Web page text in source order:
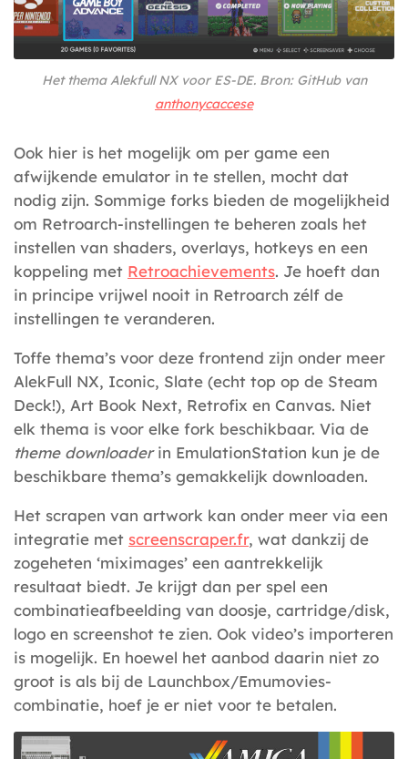
Het thema Alekfull NX voor ES-DE. Bron: GitHub van
anthonycaccese
Ook hier is het mogelijk om per game een
afwijkende emulator in te stellen, mocht dat
nodig zijn. Sommige forks bieden de mogelijkheid
om Retroarch-instellingen te beheren zoals het
instellen van shaders, overlays, hotkeys en een
koppeling met Retroachievements. Je hoeft dan
in principe vrijwel nooit in Retroarch zélf de
instellingen te veranderen.
Toffe thema’s voor deze frontend zijn onder meer
AlekFull NX, Iconic, Slate (echt top op de Steam
Deck!), Art Book Next, Retrofix en Canvas. Niet
elk thema is voor elke fork beschikbaar. Via de
theme downloaderin EmulationStation kun je de
beschikbare thema’s gemakkelijk downloaden.
Het scrapen van artwork kan onder meer via een
integratie met screenscraper.fr, wat dankzij de
zogeheten ‘miximages’ een aantrekkelijk
resultaat biedt. Je krijgt dan per spel een
combinatieafbeelding van doosje, cartridge/disk,
logo en screenshot te zien. Ook video’s importeren
is mogelijk. En hoewel het aanbod daarin niet zo
groot is als bij de Launchbox/Emumovies-
combinatie, hoef je er niet voor te betalen.